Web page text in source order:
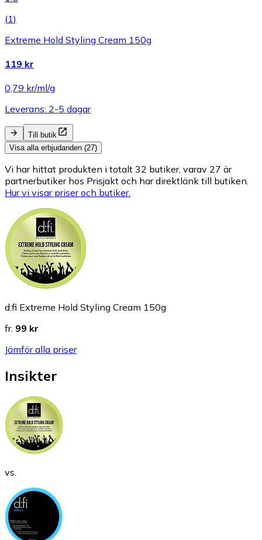
(1)
Extreme Hold Styling Cream 150g
119 kr
0,79 kr/ml/g
Leverans: 2-5 dagar
Till butik
Visa alla erbjudanden (27)
Vi har hittat produkten i totalt 32 butiker, varav 27 är
partnerbutiker hos Prisjakt och har direktlänk till butiken.
Hur vi visar priser och butiker.
d:fi Extreme Hold Styling Cream 150g
fr. 99 kr
Jämför alla priser
Insikter
vs.